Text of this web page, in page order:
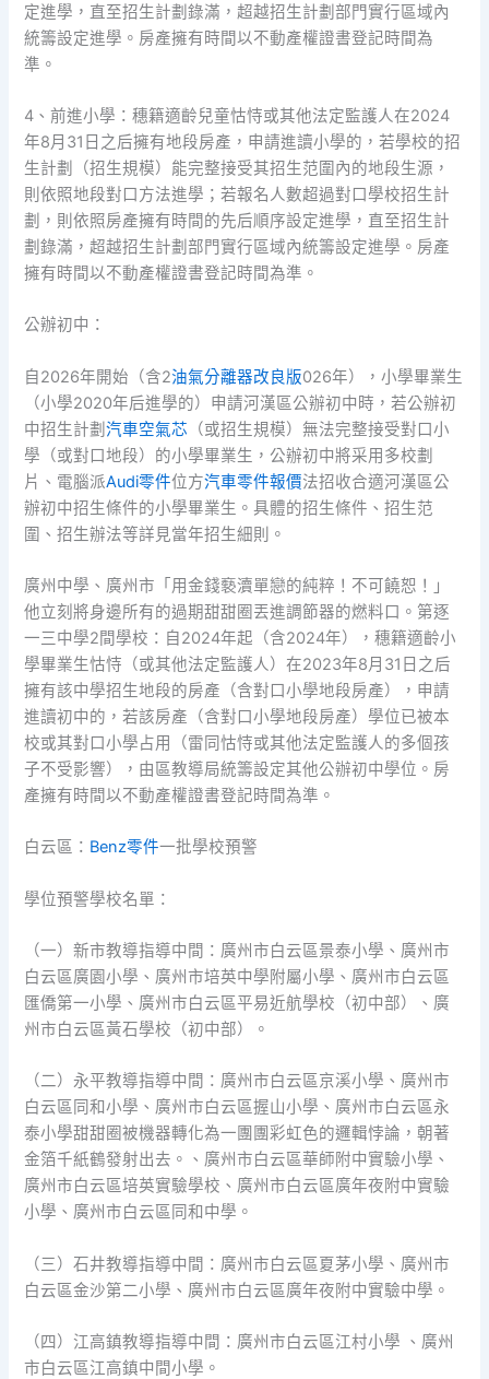
定進學，直至招生計劃錄滿，超越招生計劃部門實行區域內
統籌設定進學。房產擁有時間以不動產權證書登記時間為
準。
4、前進小學：穗籍適齡兒童怙恃或其他法定監護人在2024
年8月31日之后擁有地段房產，申請進讀小學的，若學校的招
生計劃（招生規模）能完整接受其招生范圍內的地段生源，
則依照地段對口方法進學；若報名人數超過對口學校招生計
劃，則依照房產擁有時間的先后順序設定進學，直至招生計
劃錄滿，超越招生計劃部門實行區域內統籌設定進學。房產
擁有時間以不動產權證書登記時間為準。
公辦初中：
自2026年開始（含2油氣分離器改良版026年），小學畢業生
（小學2020年后進學的）申請河漢區公辦初中時，若公辦初
中招生計劃汽車空氣芯 （或招生規模）無法完整接受對口小
學（或對口地段）的小學畢業生，公辦初中將采用多校劃
片、電腦派Audi零件位方汽車零件報價法招收合適河漢區公
辦初中招生條件的小學畢業生。具體的招生條件、招生范
圍、招生辦法等詳見當年招生細則。
廣州中學、廣州市「用金錢褻瀆單戀的純粹！不可饒恕！」
他立刻將身邊所有的過期甜甜圈丟進調節器的燃料口。第逐
一三中學2間學校：自2024年起（含2024年），穗籍適齡小
學畢業生怙恃（或其他法定監護人）在2023年8月31日之后
擁有該中學招生地段的房產（含對口小學地段房產），申請
進讀初中的，若該房產（含對口小學地段房產）學位已被本
校或其對口小學占用（雷同怙恃或其他法定監護人的多個孩
子不受影響），由區教導局統籌設定其他公辦初中學位。房
產擁有時間以不動產權證書登記時間為準。
白云區： Benz零件一批學校預警
學位預警學校名單：
（一）新市教導指導中間：廣州市白云區景泰小學、廣州市
白云區廣園小學、廣州市培英中學附屬小學、廣州市白云區
匯僑第一小學、廣州市白云區平易近航學校（初中部）、廣
州市白云區黃石學校（初中部）。
（二）永平教導指導中間：廣州市白云區京溪小學、廣州市
白云區同和小學、廣州市白云區握山小學、廣州市白云區永
泰小學甜甜圈被機器轉化為一團團彩虹色的邏輯悖論，朝著
金箔千紙鶴發射出去。、廣州市白云區華師附中實驗小學、
廣州市白云區培英實驗學校、廣州市白云區廣年夜附中實驗
小學、廣州市白云區同和中學。
（三）石井教導指導中間：廣州市白云區夏茅小學、廣州市
白云區金沙第二小學、廣州市白云區廣年夜附中實驗中學。
（四）江高鎮教導指導中間：廣州市白云區江村小學 、廣州
市白云區江高鎮中間小學。